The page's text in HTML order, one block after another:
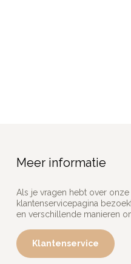
Meer informatie
Als je vragen hebt over
klantenservicepagina
en verschillende manieren
Klantenservice